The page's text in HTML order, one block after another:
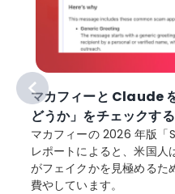
マカフィーと Claude
どうか」をチェックす
マカフィーの 2026 年版
レポートによると、米国
がフェイクかを見極めるた
費やしています。